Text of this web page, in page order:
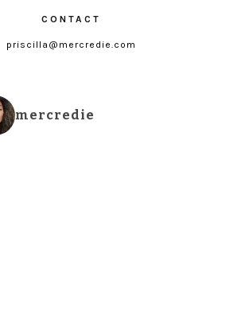
CONTACT
priscilla@mercredie.com
mercredie